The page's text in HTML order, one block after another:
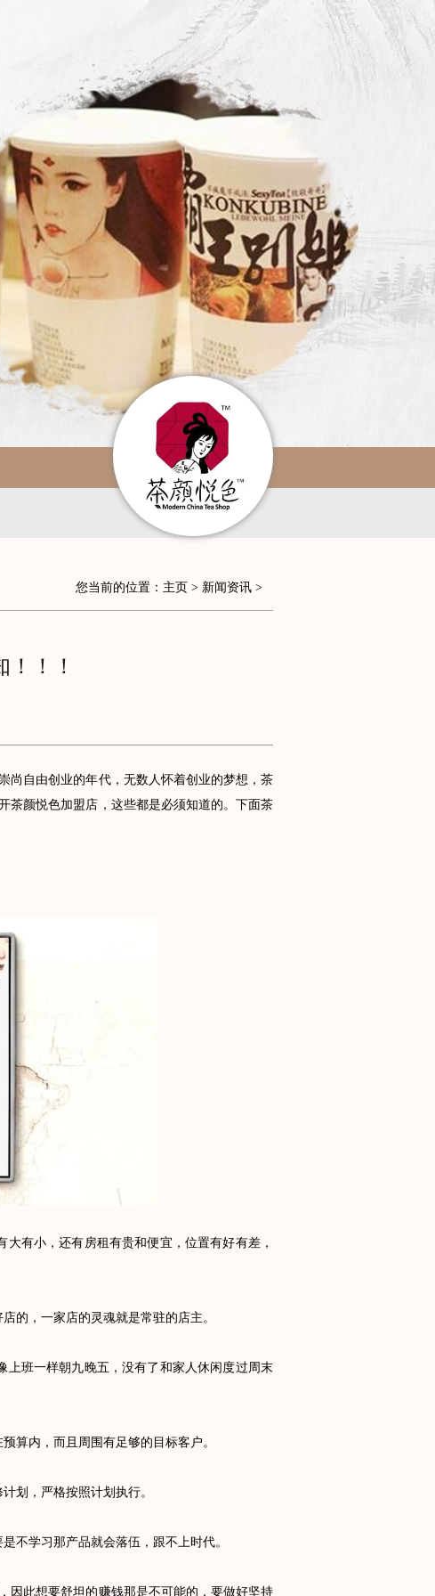
您当前的位置： 主页 > 新闻资讯 >
！！
尚自由创业的年代，无数人怀着创业的梦想，茶
茶颜悦色加盟店，这些都是必须知道的。下面茶
有小，还有房租有贵和便宜，位置有好有差，
，一家店的灵魂就是常驻的店主。
班一样朝九晚五，没有了和家人休闲度过周末
内，而且周围有足够的目标客户。
划，严格按照计划执行。
学习那产品就会落伍，跟不上时代。
此想要舒坦的赚钱那是不可能的，要做好坚持